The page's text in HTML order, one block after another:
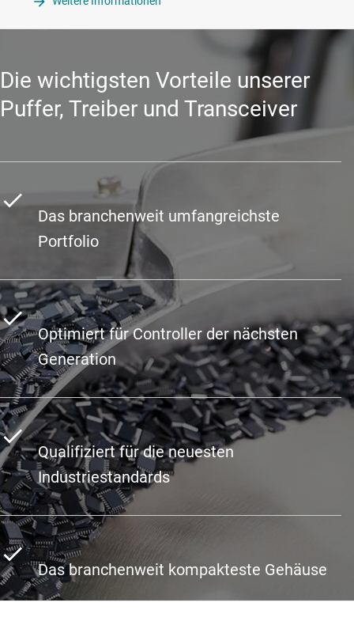
Die wichtigsten Vorteile unserer
Puffer, Treiber und Transceiver
Das branchenweit umfangreichste
Portfolio
Optimiert für Controller der nächsten
Generation
Qualifiziert für die neuesten
Industriestandards
Das branchenweit kompakteste Gehäuse